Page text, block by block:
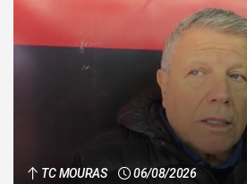
TC MOURAS 06/08/2026